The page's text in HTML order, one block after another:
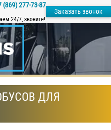
(869) 277-73-87
24/7, звоните!
Заказать звонок
ДЛЯ